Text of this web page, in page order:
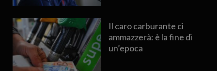
Il caro carburante ci
ammazzerà: è la fine di
un’epoca